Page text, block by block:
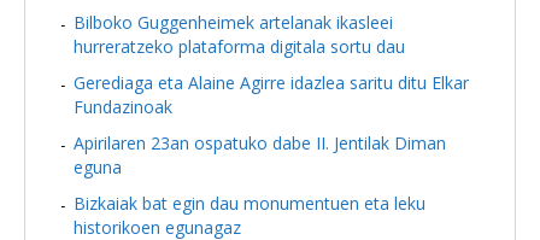
Bilboko Guggenheimek artelanak ikasleei
hurreratzeko plataforma digitala sortu dau
Gerediaga eta Alaine Agirre idazlea saritu ditu Elkar
Fundazinoak
Apirilaren 23an ospatuko dabe II. Jentilak Diman
eguna
Bizkaiak bat egin dau monumentuen eta leku
historikoen egunagaz